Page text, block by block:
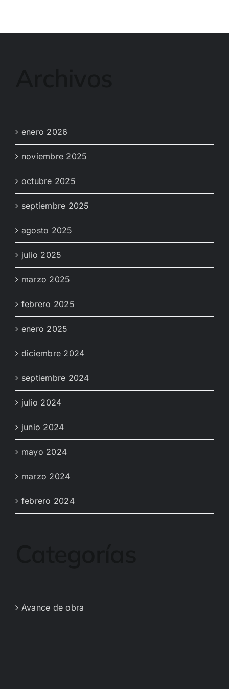
enero 2026
noviembre 2025
octubre 2025
septiembre 2025
agosto 2025
julio 2025
marzo 2025
febrero 2025
enero 2025
diciembre 2024
septiembre 2024
julio 2024
junio 2024
mayo 2024
marzo 2024
febrero 2024
Avance de obra